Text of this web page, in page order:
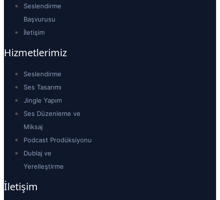
Seslendirme
Başvurusu
İletişim
Hizmetlerimiz
Seslendirme
Ses Tasarımı
Jingle Yapım
Ses Düzenleme ve
Miksaj
Podcast Prodüksiyonu
Dublaj ve
Yerelleştirme
İletişim